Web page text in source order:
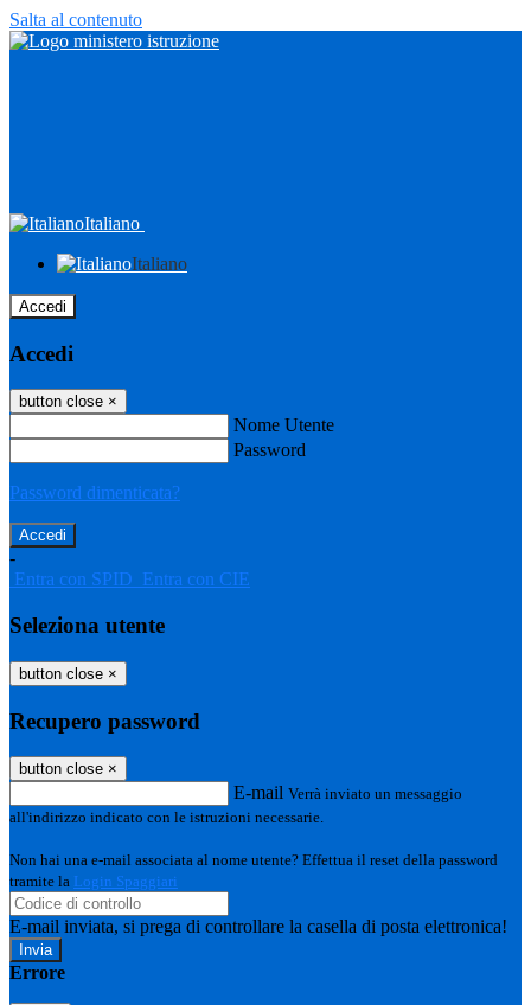
Salta al contenuto
Italiano
Italiano
Accedi
Accedi
button close ×
Nome Utente
Password
Password dimenticata?
-
Entra con SPID Entra con CIE
Seleziona utente
button close ×
Recupero password
button close ×
E-mail Verrà inviato un messaggio
all'indirizzo indicato con le istruzioni necessarie.
Non hai una e-mail associata al nome utente? Effettua il reset della password
tramite la Login Spaggiari
E-mail inviata, si prega di controllare la casella di posta elettronica!
Errore